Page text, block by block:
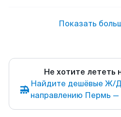
Показать
Не хотите лететь
Найдите дешёвые Ж/
направлению Пермь